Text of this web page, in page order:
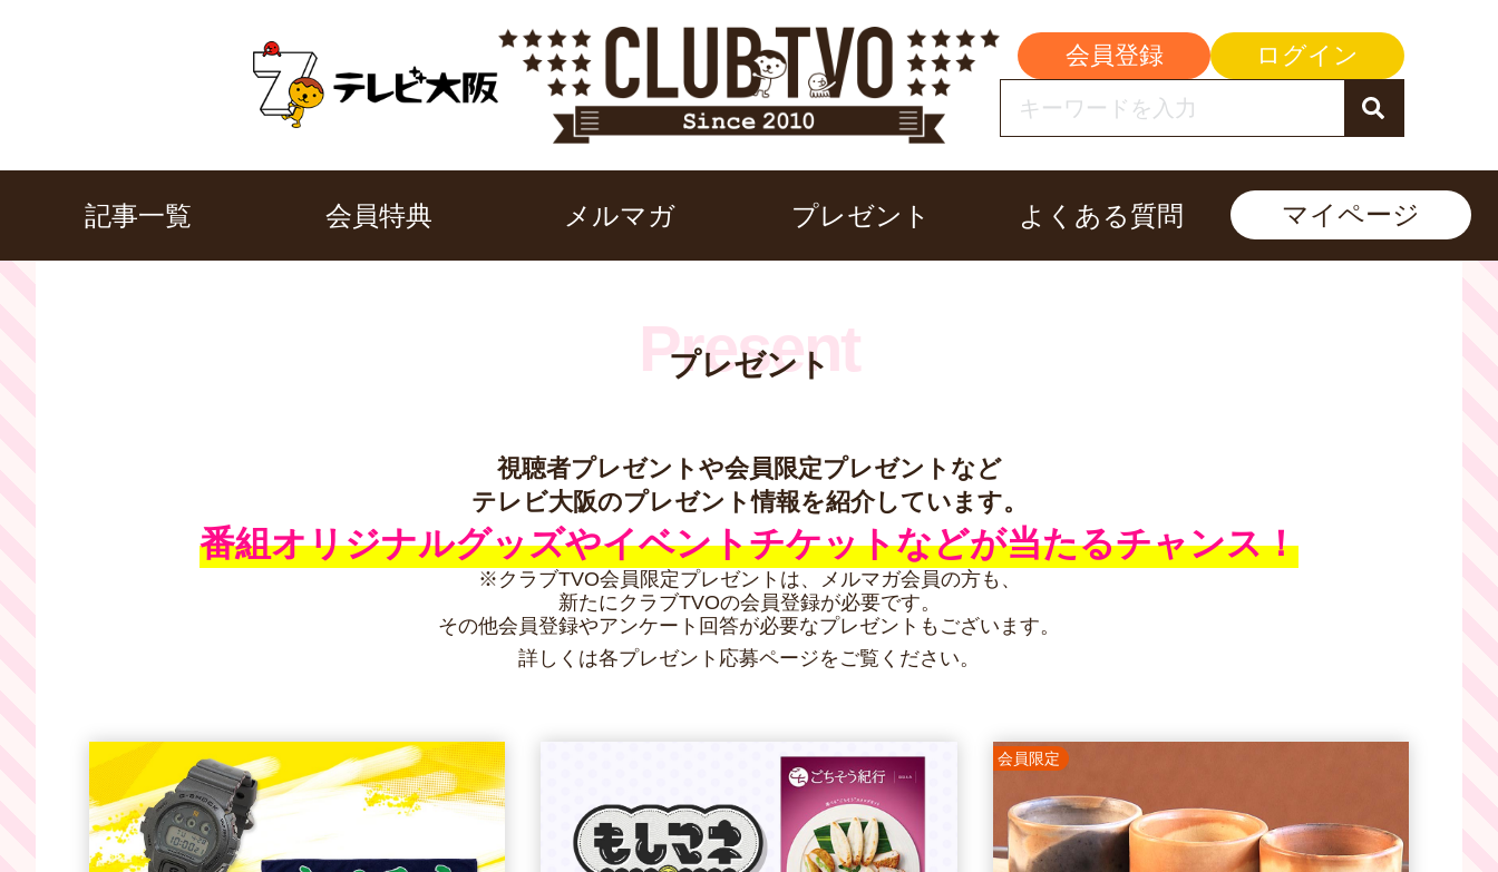
会員登録 ログイン
記事一覧 会員特典 メルマガ プレゼント よくある質問 マイページ
プレゼント
視聴者プレゼントや会員限定プレゼントなど
テレビ大阪のプレゼント情報を紹介しています。
番組オリジナルグッズやイベントチケットなどが当たるチャンス！
※クラブTVO会員限定プレゼントは、
メルマガ会員の方も、
新たにクラブTVOの会員登録が必要です。
その他会員登録やアンケート回答が必要なプレゼントもございます。
詳しくは各プレゼント応募ページを ご覧ください。
会員限定